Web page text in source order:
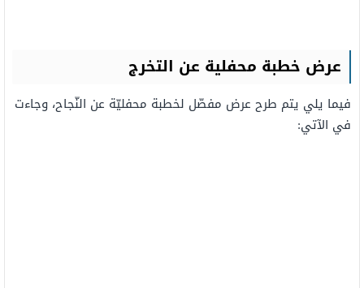
عرض خطبة محفلية عن التخرج
فيما يلي يتم طرح عرض مفصّل لخطبة محفليّة عن النّجاح، وجاءت
في الآتي: